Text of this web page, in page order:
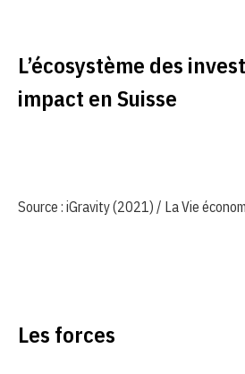
L’écosystème des
impact en Suisse
Source : iGravity (2021) / La Vie
Les forces